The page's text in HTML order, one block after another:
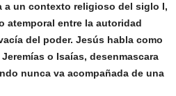
a un contexto religioso del siglo I,
atemporal entre la autoridad
del poder. Jesús habla como
o Isaías, desenmascara
nunca va acompañada de una